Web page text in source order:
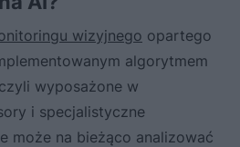
wizyjnego opartego
algorytmem
wyposażone w
i specjalistyczne
może na bieżąco analizować